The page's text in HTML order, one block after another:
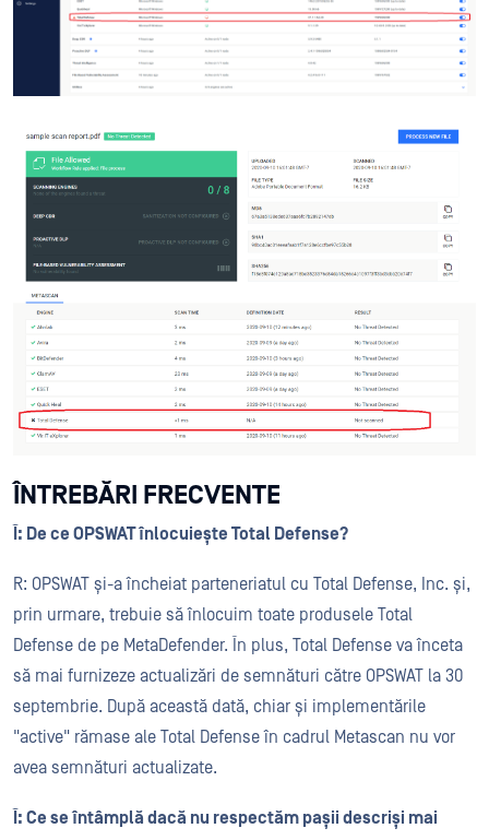
ÎNTREBĂRI FRECVENTE
Î: De ce OPSWAT înlocuiește Total Defense?
R: OPSWAT și-a încheiat parteneriatul cu Total Defense, Inc. și,
prin urmare, trebuie să înlocuim toate produsele Total
Defense de pe MetaDefender. În plus, Total Defense va înceta
să mai furnizeze actualizări de semnături către OPSWAT la 30
septembrie. După această dată, chiar și implementările
"active" rămase ale Total Defense în cadrul Metascan nu vor
avea semnături actualizate.
Î: Ce se întâmplă dacă nu respectăm pașii descriși mai